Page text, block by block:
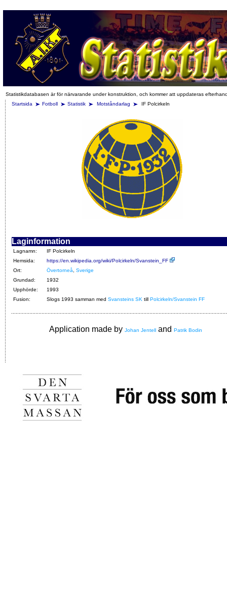
Statistikdatabasen är för närvarande under konstruktion, och kommer att uppdateras
Startsida
Fotboll Statistik Motståndarlag IF Polcirkeln
Laginformation
Lagnamn:
IF Polcirkeln
Hemsida:
https://en.wikipedia.org/wiki/Polcirkeln/Svanstein_FF
Ort:
Övertorneå
Sverige
Grundad:
1932
Upphörde:
1993
Fusion:
Slogs 1993 samman med Svansteins SK till Polcirkeln/Svanstein FF
Application made by Johan Jentell and Patrik Bodin